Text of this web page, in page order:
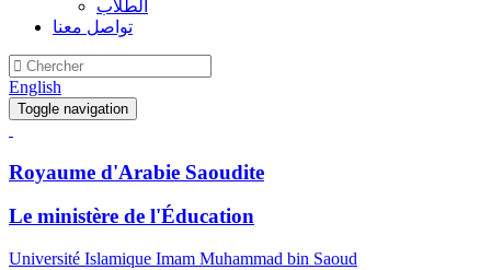
الطلاب
تواصل معنا
English
Toggle navigation
Royaume d'Arabie Saoudite
Le ministère de l'Éducation
Université Islamique Imam Muhammad bin Saoud